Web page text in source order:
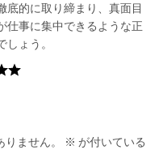
底的に取り締まり、真面目
仕事に集中できるような正
しょう。
ません。 ※ が付いている